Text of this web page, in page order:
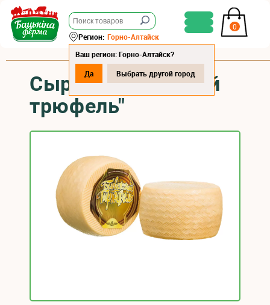
0
Регион: Горно-Алтайск
Ваш регион: Горно-Алтайск?
Да
Выбрать другой город
Сыр "Беловежский
трюфель"